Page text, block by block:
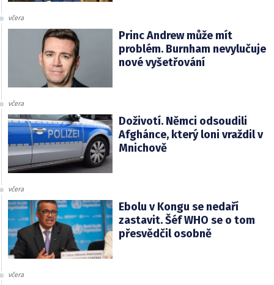
včera
Princ Andrew může mít
problém. Burnham nevylučuje
nové vyšetřování
včera
Doživotí. Němci odsoudili
Afghánce, který loni vraždil v
Mnichově
včera
Ebolu v Kongu se nedaří
zastavit. Šéf WHO se o tom
přesvědčil osobně
včera